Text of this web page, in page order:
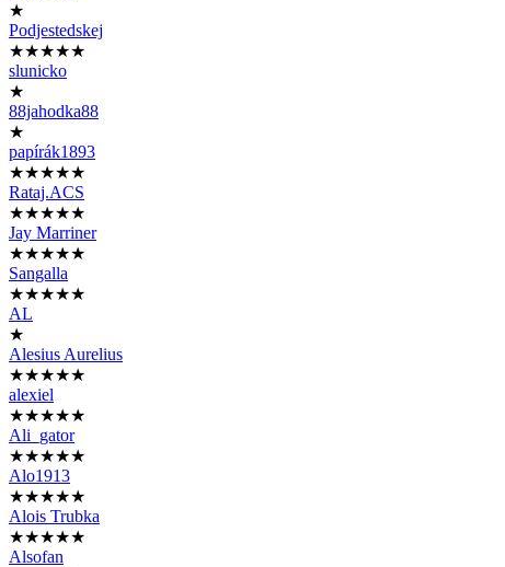
★
Podjestedskej
★★★★★
slunicko
★
88jahodka88
★
papírák1893
★★★★★
Rataj.ACS
★★★★★
Jay Marriner
★★★★★
Sangalla
★★★★★
AL
★
Alesius Aurelius
★★★★★
alexiel
★★★★★
Ali_gator
★★★★★
Alo1913
★★★★★
Alois Trubka
★★★★★
Alsofan